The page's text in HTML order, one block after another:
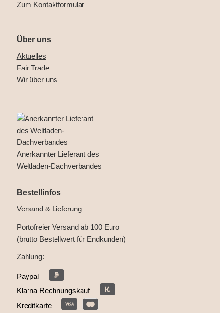
Zum Kontaktformular
Über uns
Aktuelles
Fair Trade
Wir über uns
Anerkannter Lieferant des
Weltladen-Dachverbandes
Bestellinfos
Versand & Lieferung
Portofreier Versand ab 100 Euro
(brutto Bestellwert für Endkunden)
Zahlung:
Paypal
Klarna Rechnungskauf
Kreditkarte